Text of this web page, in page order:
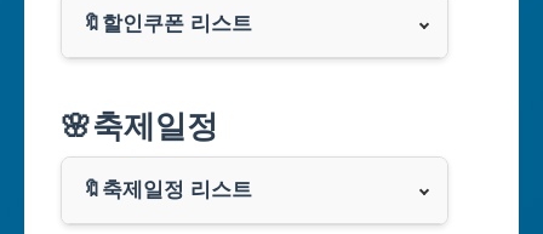
대구광역시
인천광역시
광주광역시
🔖할인쿠폰 리스트
쿠팡
클룩
🌸축제일정
🔖축제일정 리스트